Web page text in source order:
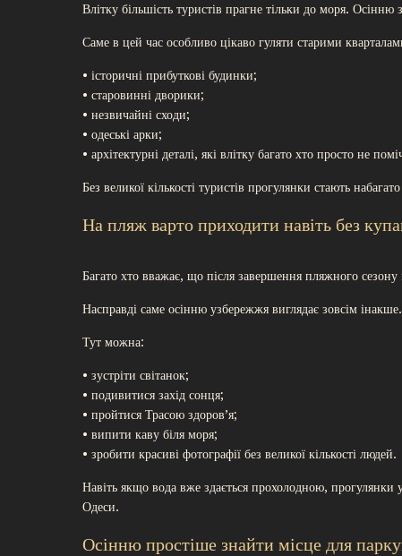
Влітку більшість туристів прагне тільки до моря.
Саме в цей час особливо цікаво гуляти старими
• історичні прибуткові будинки;
• старовинні дворики;
• незвичайні сходи;
• одеські арки;
• архітектурні деталі, які влітку багато хто просто не
Без великої кількості туристів прогулянки стають
На пляж варто приходити навіть без
Багато хто вважає, що після завершення пляжного сезону
Насправді саме осінню узбережжя виглядає зовсім інакше.
Тут можна:
• зустріти світанок;
• подивитися захід сонця;
• пройтися Трасою здоров’я;
• випити каву біля моря;
• зробити красиві фотографії без великої кількості людей.
Навіть якщо вода вже здається прохолодною,
Одеси.
Осінню простіше знайти місце для